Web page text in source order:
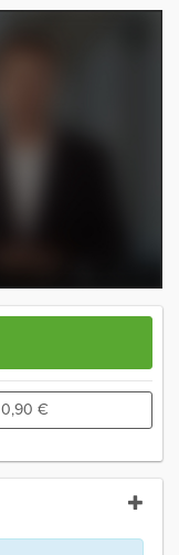
0,90 €